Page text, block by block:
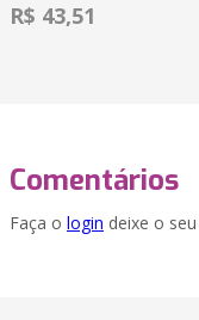
R$ 43,51
Comentários
Faça o login deixe o